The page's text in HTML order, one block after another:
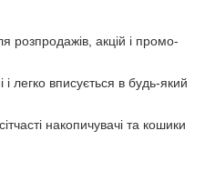
розпродажів, акцій і промо-
легко вписується в будь-який
накопичувачі та кошики